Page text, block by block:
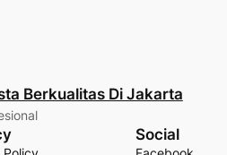
Berkualitas Di Jakarta
Social